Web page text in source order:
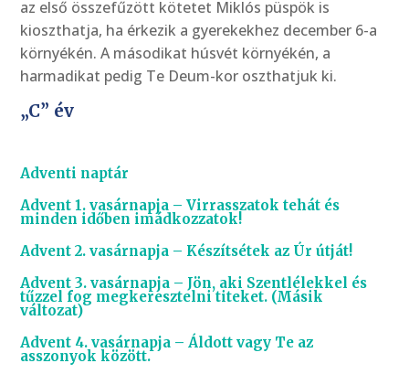
az első összefűzött kötetet Miklós püspök is
kioszthatja, ha érkezik a gyerekekhez december 6-a
környékén. A másodikat húsvét környékén, a
harmadikat pedig Te Deum-kor oszthatjuk ki.
„C” év
Adventi naptár
Advent 1. vasárnapja – Virrasszatok tehát és
minden időben imádkozzatok!
Advent 2. vasárnapja – Készítsétek az Úr útját!
Advent 3. vasárnapja – Jön, aki Szentlélekkel és
tűzzel fog megkeresztelni titeket. (Másik
változat)
Advent 4. vasárnapja – Áldott vagy Te az
asszonyok között.